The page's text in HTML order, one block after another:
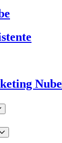
Nube